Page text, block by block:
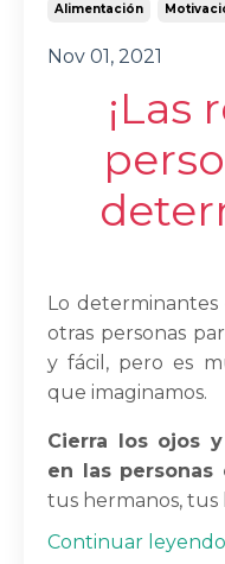
Alimentación
Nov 01, 2021
¡Las
Lo
otras personas
y fácil, pero es
que imaginamos.
Cierra los ojos
en las personas
tus hermanos, tus
Continuar